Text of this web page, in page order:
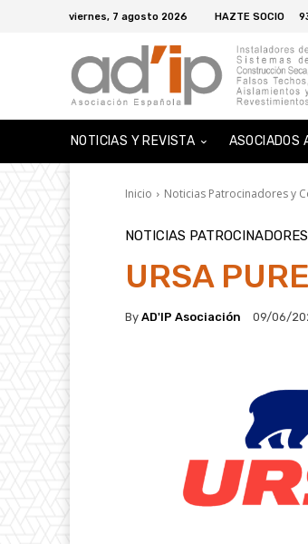
viernes, 7 agosto 2026 HAZTE SOCIO
NOTICIAS Y REVISTA ASOCIADOS
Inicio Noticias Patrocinadores y
NOTICIAS
URSA
By AD'IP Asociación 09/06/